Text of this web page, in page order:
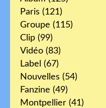
Paris (121)
Groupe (115)
Clip (99)
Vidéo (83)
Label (67)
Nouvelles (54)
Fanzine (49)
Montpellier (41)